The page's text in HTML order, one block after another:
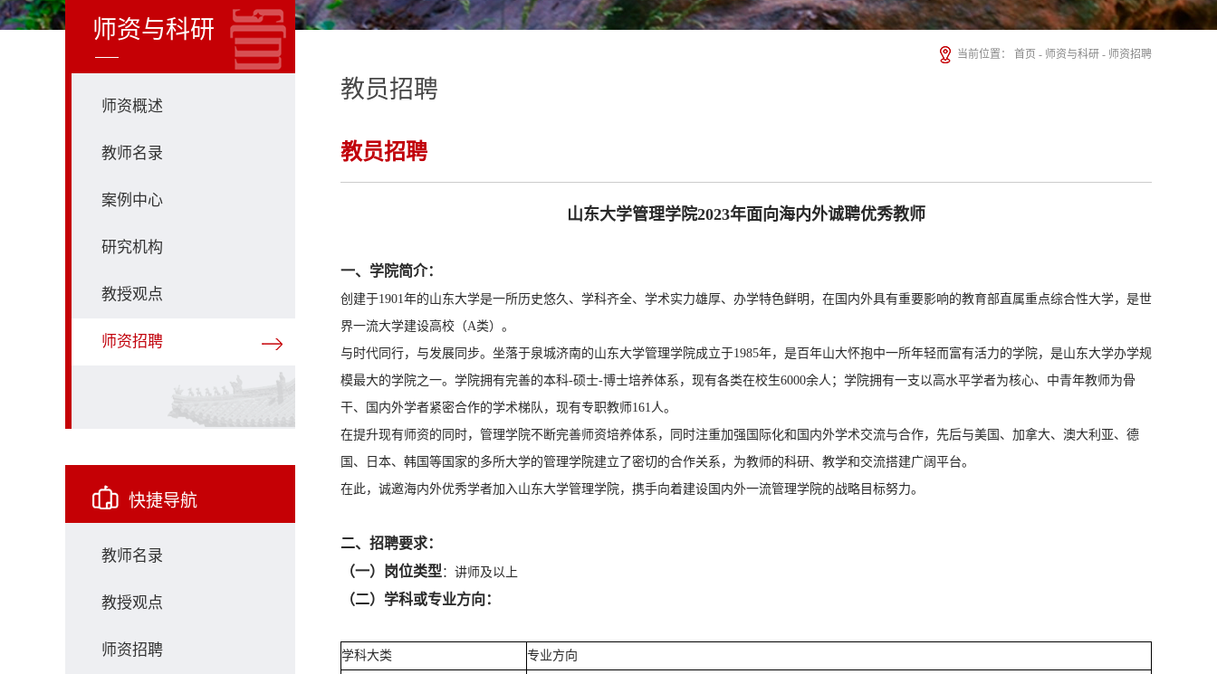
师资与科研
师资概述
教师名录
案例中心
研究机构
教授观点
师资招聘
快捷导航
教师名录
教授观点
师资招聘
当前位置： 首页 - 师资与科研 - 师资招聘
教员招聘
教员招聘
山东大学管理学院2023年面向海内外诚聘优秀教师
一、学院简介：
创建于1901年的山东大学是一所历史悠久、学科齐全、学术实力雄厚、办学特色鲜明，在国内外具有重要影响的教育部直属重点综合性大学，是世
界一流大学建设高校（A类）。
与时代同行，与发展同步。坐落于泉城济南的山东大学管理学院成立于1985年，是百年山大怀抱中一所年轻而富有活力的学院，是山东大学办学规
模最大的学院之一。学院拥有完善的本科-硕士-博士培养体系，现有各类在校生6000余人；学院拥有一支以高水平学者为核心、中青年教师为骨
干、国内外学者紧密合作的学术梯队，现有专职教师161人。
在提升现有师资的同时，管理学院不断完善师资培养体系，同时注重加强国际化和国内外学术交流与合作，先后与美国、加拿大、澳大利亚、德
国、日本、韩国等国家的多所大学的管理学院建立了密切的合作关系，为教师的科研、教学和交流搭建广阔平台。
在此，诚邀海内外优秀学者加入山东大学管理学院，携手向着建设国内外一流管理学院的战略目标努力。
二、招聘要求：
（一）岗位类型 ：讲师及以上
（二）学科或专业方向：
学科大类 专业方向